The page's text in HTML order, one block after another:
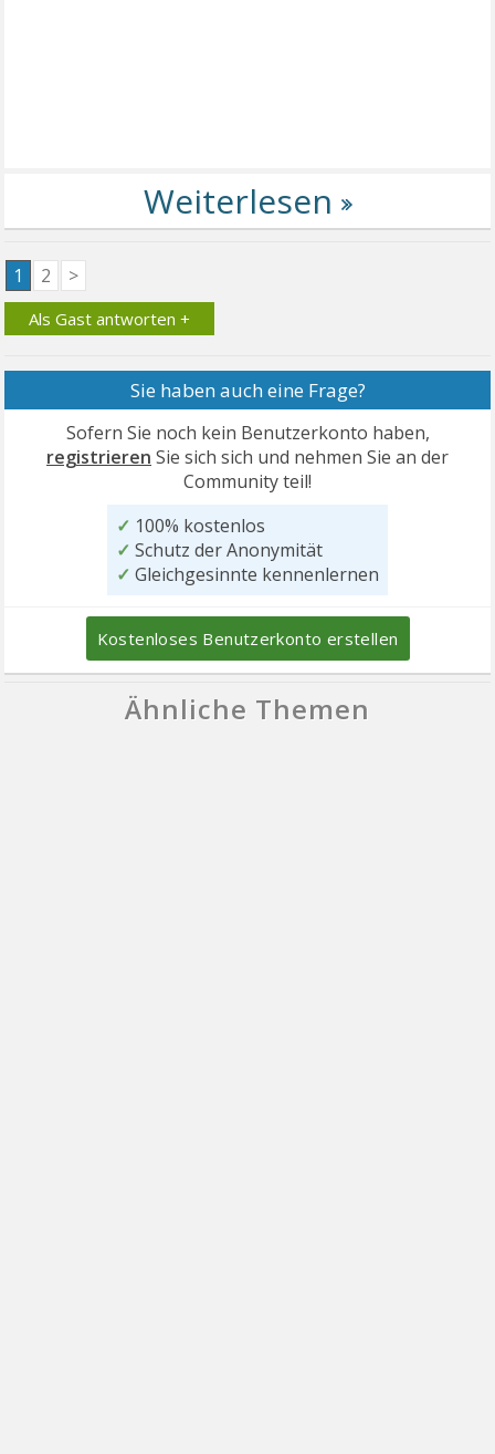
1 2 >
Als Gast antworten +
Sie haben auch eine Frage?
Sofern Sie noch kein Benutzerkonto haben,
registrieren Sie sich sich und nehmen Sie an der
Community teil!
✓ 100% kostenlos
✓ Schutz der Anonymität
✓ Gleichgesinnte kennenlernen
Kostenloses Benutzerkonto erstellen
Ähnliche Themen